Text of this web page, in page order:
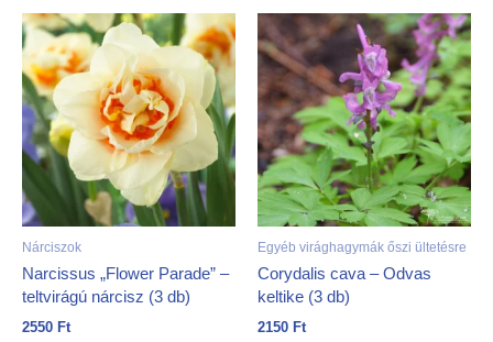
Nárciszok
Narcissus „Flower Parade” –
teltvirágú nárcisz (3 db)
2550 Ft
Egyéb virághagymák őszi ültetésre
Corydalis cava – Odvas
keltike (3 db)
2150 Ft